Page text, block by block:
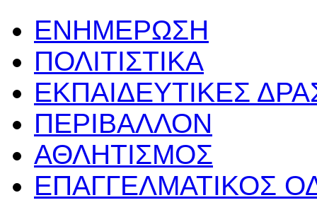
ΕΝΗΜΕΡΩΣΗ
ΠΟΛΙΤΙΣΤΙΚΑ
ΕΚΠΑΙΔΕΥΤΙΚΕΣ
ΠΕΡΙΒΑΛΛΟΝ
ΑΘΛΗΤΙΣΜΟΣ
ΕΠΑΓΓΕΛΜΑΤΙΚΟΣ